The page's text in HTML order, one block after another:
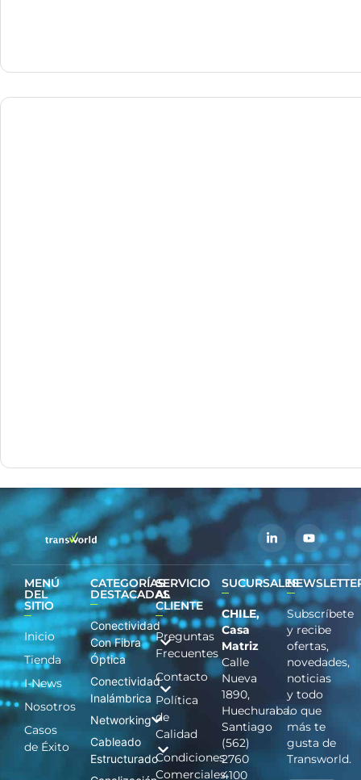
MENÚ
DEL
SITIO
Inicio
Tienda
I-News
Nosotros
Casos
de Éxito
CATEGORÍAS
DESTACADAS
Conectividad
Con Fibra
Óptica
Conectividad
Inalámbrica
Networking
Cableado
Estructurado
SERVICIO
AL
CLIENTE
Preguntas
Frecuentes
Contacto
Política
de
Calidad
Condiciones
Comerciales
SUCURSALES
CHILE,
Casa
Matriz
Calle
Nueva
1890,
Huechuraba.
Santiago
(562)
2760
4100
Subscríbete
y recibe
ofertas,
novedades,
noticias
y todo
lo que
más te
gusta de
Transworld.